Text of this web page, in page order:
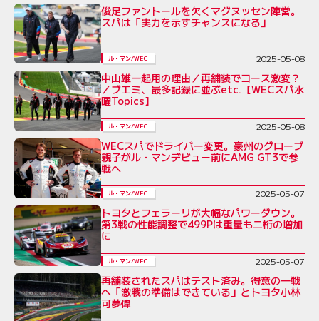
俊足ファントールを欠くマグヌッセン陣営。
スパは「実力を示すチャンスになる」
ル・マン/WEC 2025-05-08
中山雄一起用の理由／再舗装でコース激変？
／ブエミ、最多記録に並ぶetc.【WECスパ水
曜Topics】
ル・マン/WEC 2025-05-08
WECスパでドライバー変更。豪州のグローブ
親子がル・マンデビュー前にAMG GT3で参
戦へ
ル・マン/WEC 2025-05-07
トヨタとフェラーリが大幅なパワーダウン。
第3戦の性能調整で499Pは重量も二桁の増加
に
ル・マン/WEC 2025-05-07
再舗装されたスパはテスト済み。得意の一戦
へ「激戦の準備はできている」とトヨタ小林
可夢偉